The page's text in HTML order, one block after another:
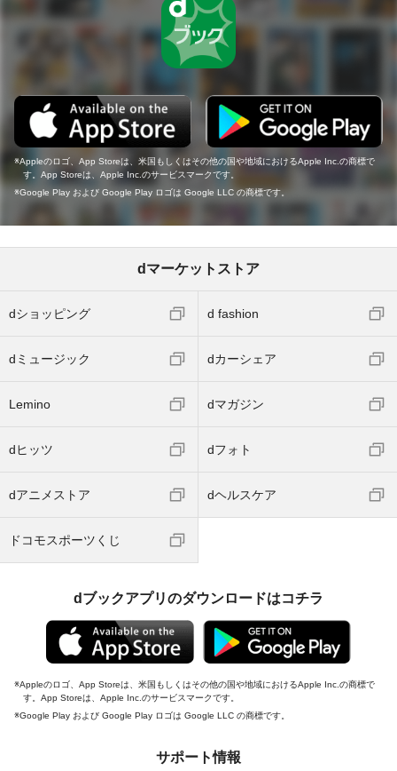
Appleのロゴ、App Storeは、米国もしくはその他の国や地域におけるApple Inc.の商標で
す。App Storeは、Apple Inc.のサービスマークです。
Google Play および Google Play ロゴは Google LLC の商標です。
dマーケットストア
dショッピング d fashion
dミュージック dカーシェア
Lemino dマガジン
dヒッツ dフォト
dアニメストア dヘルスケア
ドコモスポーツくじ
dブックアプリのダウンロードはコチラ
Appleのロゴ、App Storeは、米国もしくはその他の国や地域におけるApple Inc.の商標で
す。App Storeは、Apple Inc.のサービスマークです。
Google Play および Google Play ロゴは Google LLC の商標です。
サポート情報